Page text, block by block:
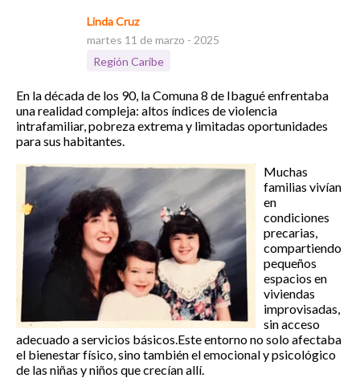
Linda Cruz
martes 11 de marzo - 2025
Región Caribe
En la década de los 90, la Comuna 8 de Ibagué enfrentaba
una realidad compleja: altos índices de violencia
intrafamiliar, pobreza extrema y limitadas oportunidades
para sus habitantes.
Muchas
familias vivían
en
condiciones
precarias,
compartiendo
pequeños
espacios en
viviendas
improvisadas,
sin acceso
adecuado a servicios básicos.Este entorno no solo afectaba
el bienestar físico, sino también el emocional y psicológico
de las niñas y niños que crecían allí.